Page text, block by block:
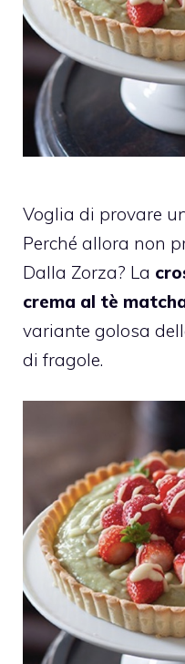
Voglia di provare
Perché allora non
Dalla Zorza? La
crema al tè
variante golosa
di fragole.